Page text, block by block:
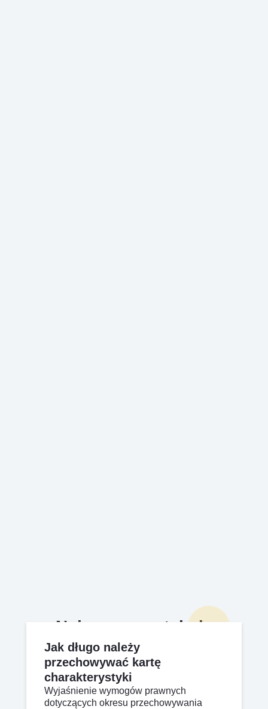
Najnowsze artykuły
Jak długo należy
przechowywać kartę
charakterystyki
Wyjaśnienie wymogów prawnych
dotyczących okresu przechowywania